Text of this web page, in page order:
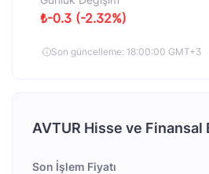
₺-0.3 (-2.32%)
Son güncelleme: 18:00:00 GMT+3
AVTUR Hisse ve Finansal
Son İşlem Fiyatı